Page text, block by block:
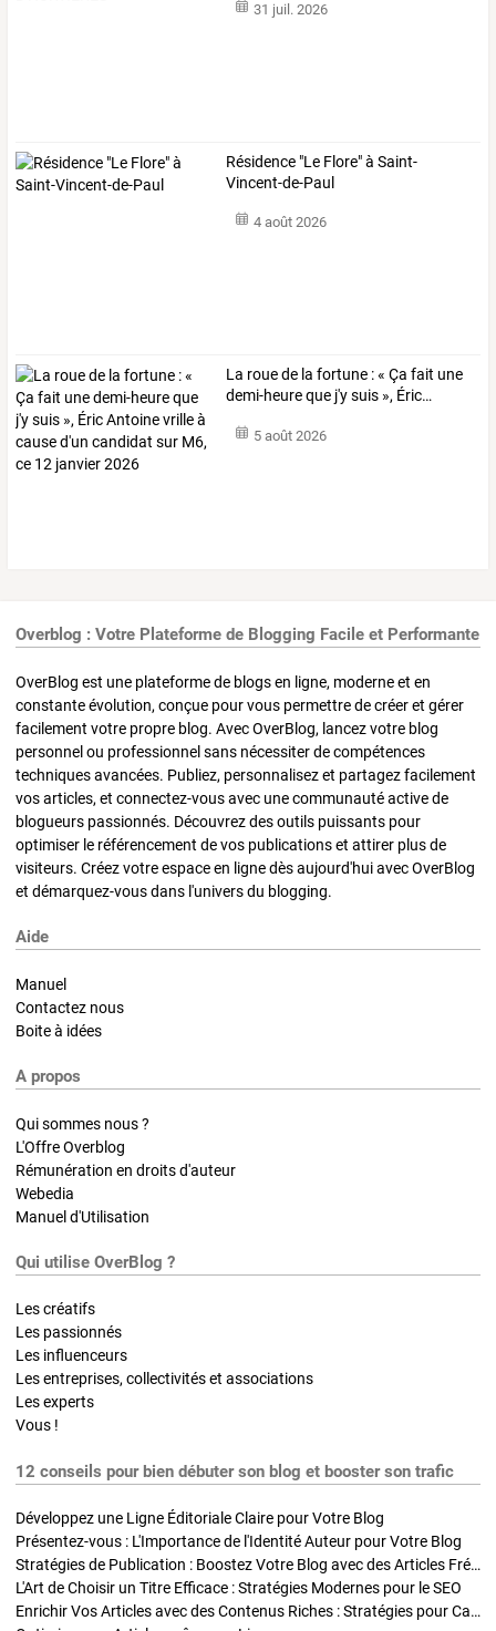
31 juil. 2026
Résidence "Le Flore" à Saint-
Vincent-de-Paul
4 août 2026
La rouede la fortune :« Ça fait une
demi-heureque j'ysuis », Éric…
5 août 2026
Overblog : Votre Plateforme de Blogging Facile et Performante
OverBlog est une plateforme de blogs en ligne, moderne et en
constante évolution, conçue pour vous permettre de créer et gérer
facilement votre propre blog. Avec OverBlog, lancez votre blog
personnel ou professionnel sans nécessiter de compétences
techniques avancées. Publiez, personnalisez et partagez facilement
vos articles, et connectez-vous avec une communauté active de
blogueurs passionnés. Découvrez des outils puissants pour
optimiser le référencement de vos publications et attirer plus de
visiteurs. Créez votre espace en ligne dès aujourd'hui avec OverBlog
et démarquez-vous dans l'univers du blogging.
Aide
Manuel
Contactez nous
Boite à idées
A propos
Qui sommes nous ?
L'Offre Overblog
Rémunération en droits d'auteur
Webedia
Manuel d'Utilisation
Qui utilise OverBlog ?
Les créatifs
Les passionnés
Les influenceurs
Les entreprises, collectivités et associations
Les experts
Vous !
12 conseils pour bien débuter son blog et booster son trafic
Développez une Ligne Éditoriale Claire pour Votre Blog
Présentez-vous : L'Importance de l'Identité Auteur pour Votre Blog
Stratégies de Publication : Boostez Votre Blog avec des Articles Fréquents et Exclusifs
L'Art de Choisir un Titre Efficace : Stratégies Modernes pour le SEO
Enrichir Vos Articles avec des Contenus Riches : Stratégies pour Captiver et Optimiser